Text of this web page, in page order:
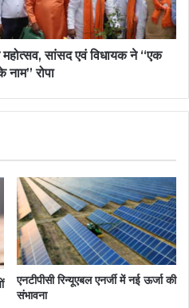
सांसद एवं विधायक ने ‘‘एक
रोपा
एनटीपीसी रिन्यूएबल एनर्जी में नई ऊर्जा की
संभावना